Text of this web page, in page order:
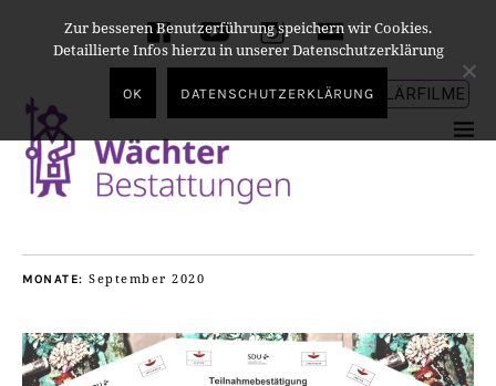
facebookyoutubeinstagram
E-
Mail
ERKLÄRFILME
MONATE: September 2020
Zur besseren Benutzerführung speichern wir Cookies.
Detaillierte Infos hierzu in unserer Datenschutzerklärung
OK DATENSCHUTZERKLÄRUNG